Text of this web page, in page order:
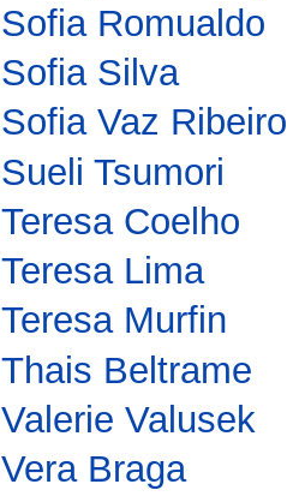
Sofia Romualdo
Sofia Silva
Sofia Vaz Ribeiro
Sueli Tsumori
Teresa Coelho
Teresa Lima
Teresa Murfin
Thais Beltrame
Valerie Valusek
Vera Braga